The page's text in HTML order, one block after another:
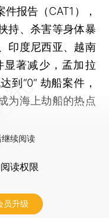
报告（CAT1），
持、杀害等身体暴
印度尼西亚、越南
著减少，孟加拉
到“0” 劫船案件，
为海上劫船的热点
继续阅读
读权限
员升级